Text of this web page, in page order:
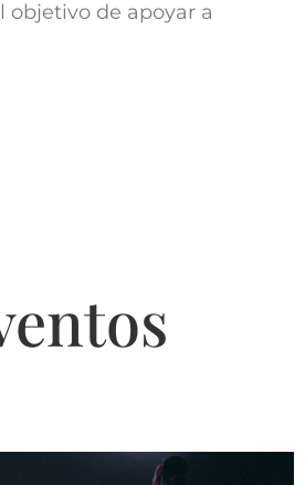
objetivo de apoyar a